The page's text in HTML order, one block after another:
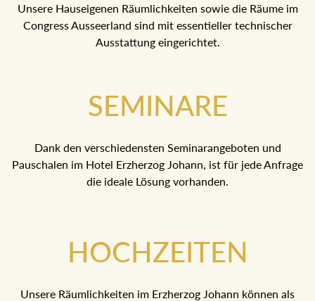
Ausstattung eingerichtet.
Dank den verschiedensten Seminarangeboten und
die ideale Lösung vorhanden.
Unsere Räumlichkeiten im Erzherzog Johann können als
übernehmen wir die Organisation für Sie.